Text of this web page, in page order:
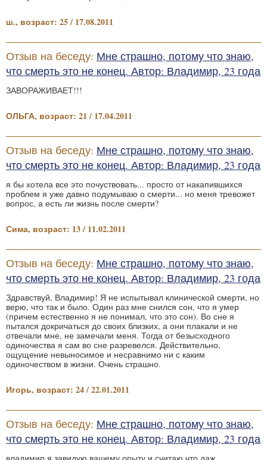
ш., возраст: 25 / 17.08.2011
Отзыв на беседу: Мне страшно, потому что знаю,
что смерть это не конец. Автор: Владимир, 23 года
ЗАВОРАЖИВАЕТ!!!
ОЛЬГА, возраст: 21 / 17.04.2011
Отзыв на беседу: Мне страшно, потому что знаю,
что смерть это не конец. Автор: Владимир, 23 года
я бы хотела все это почуствовать... просто от накапившихся
проблем я уже давно подумываю о смерти... но меня тревожет
вопрос, а есть ли жизнь после смерти?
Сима, возраст: 13 / 11.02.2011
Отзыв на беседу: Мне страшно, потому что знаю,
что смерть это не конец. Автор: Владимир, 23 года
Здравствуй, Владимир! Я не испытывал клинической смерти, но
верю, что так и было. Один раз мне снился сон, что я умер
(причем естественно я не понимал, что это сон). Во сне я
пытался докричаться до своих близких, а они плакали и не
отвечали мне, не замечали меня. Тогда от безысходного
одиночества я сам во сне разревелся. Действительно,
ощущение невыносимое и несравнимо ни с каким
одиночеством в жизни. Очень страшно.
Игорь, возраст: 24 / 22.01.2011
Отзыв на беседу: Мне страшно, потому что знаю,
что смерть это не конец. Автор: Владимир, 23 года
владимир я завидую вашему опыту и считаю что даж